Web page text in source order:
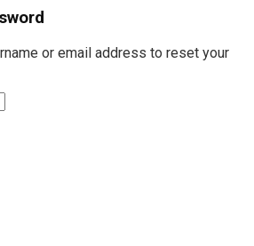
or email address to reset your